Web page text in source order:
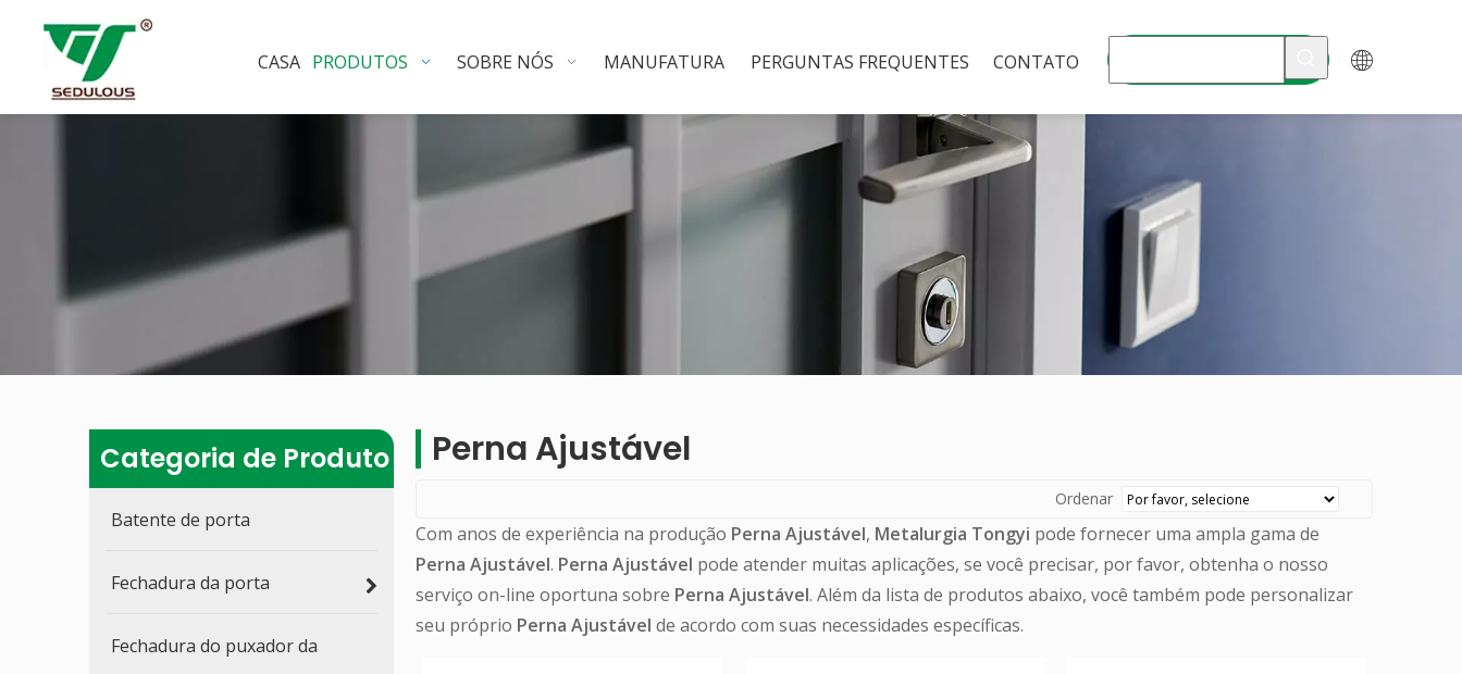
CASA PRODUTOS SOBRE NÓS MANUFATURA PERGUNTAS FREQUENTES CONTATO
Categoria de Produto
Batente de porta
Fechadura da porta
Fechadura do puxador da
Perna Ajustável
Ordenar
Com anos de experiência na produção Perna Ajustável, Metalurgia Tongyi pode fornecer uma ampla gama de
Perna Ajustável. Perna Ajustável pode atender muitas aplicações, se você precisar, por favor, obtenha o nosso
serviço on-line oportuna sobre Perna Ajustável. Além da lista de produtos abaixo, você também pode personalizar
seu próprio Perna Ajustável de acordo com suas necessidades específicas.